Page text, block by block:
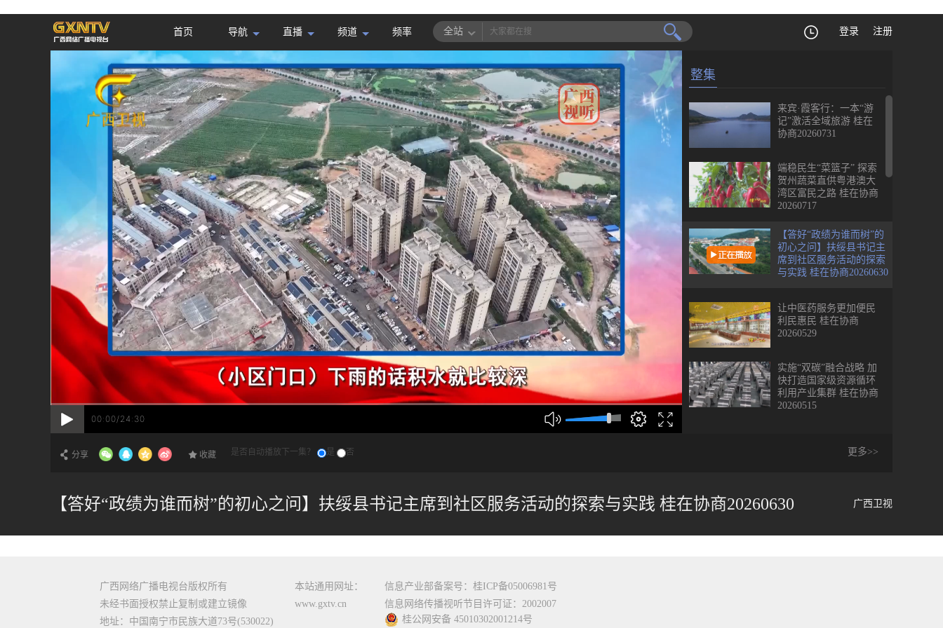
首页 导航 直播 频道 频率 全站 登录 注册
00:00/24:30
整集
来宾·霞客行：一本“游
记”激活全域旅游 桂在
协商20260731
端稳民生“菜篮子” 探索
贺州蔬菜直供粤港澳大
湾区富民之路 桂在协商
20260717
【答好“政绩为谁而树”的
初心之问】扶绥县书记主
席到社区服务活动的探索
与实践 桂在协商20260630
让中医药服务更加便民
利民惠民 桂在协商
20260529
实施“双碳”融合战略 加
快打造国家级资源循环
利用产业集群 桂在协商
20260515
促进各民族交往交流交
程 点亮群众美好生活
桂在协商20260403
分享 收藏 是否自动播放下一集？ 是 否 更多>>
【答好“政绩为谁而树”的初心之问】扶绥县书记主席到社区服务活动的探索与实践 桂在协商20260630 广西卫视
广西网络广播电视台版权所有
未经书面授权禁止复制或建立镜像
地址：中国南宁市民族大道73号(530022)
本站通用网址：
www.gxtv.cn
信息产业部备案号：桂ICP备05006981号
信息网络传播视听节目许可证：2002007
桂公网安备 45010302001214号